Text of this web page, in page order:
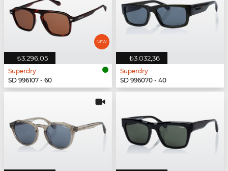
₺3.296,05
Superdry
SD 996107 - 60
₺3.032,36
Superdry
SD 996070 - 40